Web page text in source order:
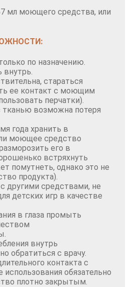
мл моющего средства, или
по назначению.
внутрь.
стараться
ее контакт с моющим
перчатки).
тканью возможна потеря
года хранить в
моющее средство
его в
встряхнуть
помутнеть, однако это не
продукта).
другими средствами, не
детских игр в качестве
в глаза промыть
внутрь
обратиться с врачу.
контакта с
использования обязательно
плотно закрытым.